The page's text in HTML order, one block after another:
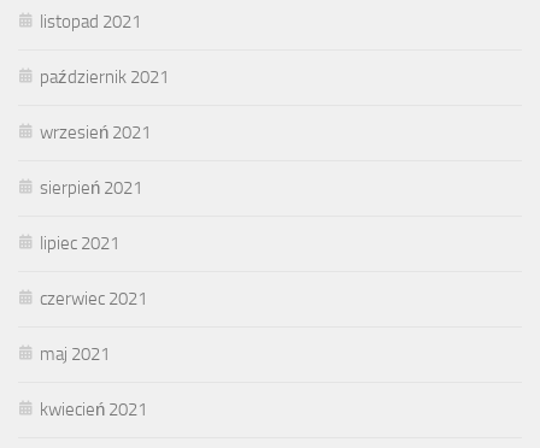
listopad 2021
październik 2021
wrzesień 2021
sierpień 2021
lipiec 2021
czerwiec 2021
maj 2021
kwiecień 2021